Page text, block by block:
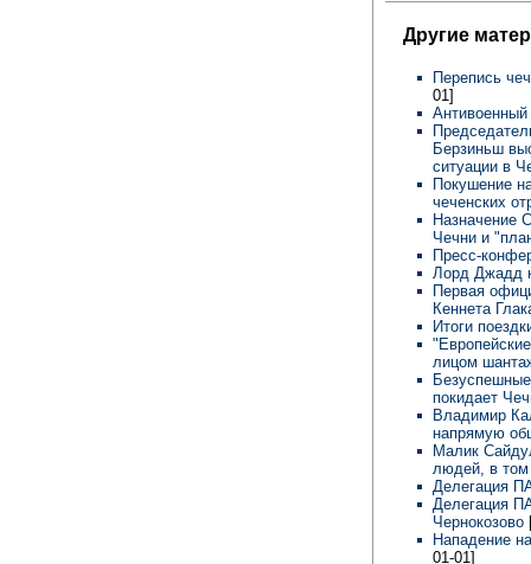
Другие
Перепись
01]
Берзиньш
ситуации в
Покушение
чеченских
Назначение
Чечни и
Пресс-
Лорд Джадд
Первая
Кеннета
Итоги
лицом
покидает
Владимир
напрямую
Малик
людей, в том
Делегация
Делегация
Чернокозово
Нападение
01-01]